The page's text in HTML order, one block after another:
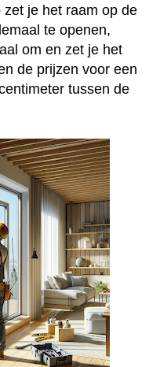
je het raam op de
te openen,
om en zet je het
de prijzen voor een
tussen de